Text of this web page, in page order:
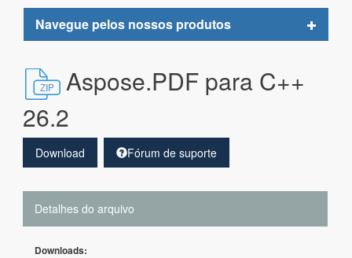
Navegue pelos nossos produtos
Toggle
Aspose.PDF para C++
26.2
Download Fórum de suporte
Detalhes do arquivo
Downloads: